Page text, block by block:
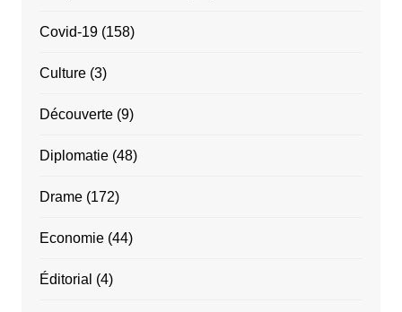
Covid-19(158)
Culture(3)
Découverte(9)
Diplomatie(48)
Drame(172)
Economie(44)
Éditorial (4)